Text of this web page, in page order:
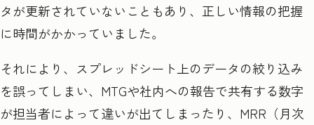
タが更新されていないこともあり、正しい情報の把握
に時間がかかっていました。
それにより、スプレッドシート上のデータの絞り込み
を誤ってしまい、MTGや社内への報告で共有する数字
が担当者によって違いが出てしまったり、MRR（月次